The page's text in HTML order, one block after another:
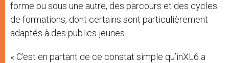
forme ou sous une autre, des parcours et des cycles
de formations, dont certains sont particulièrement
adaptés à des publics jeunes.
« C’est en partant de ce constat simple qu’inXL6 a